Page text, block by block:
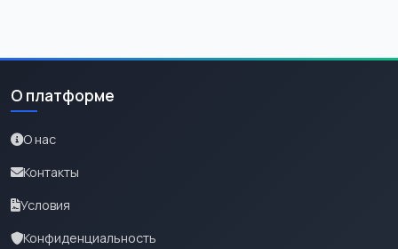
О платформе
О нас
Контакты
Условия
Конфиденциальность